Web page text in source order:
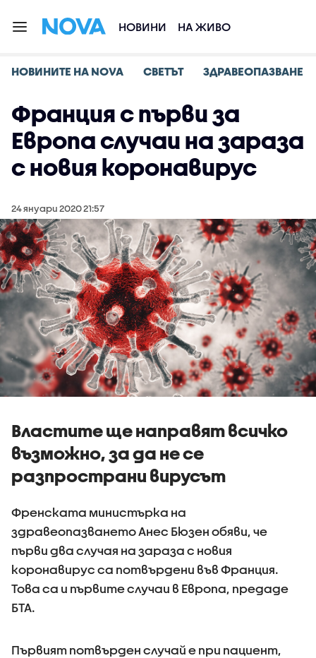
НОВИНИ НА ЖИВО
НОВИНИТЕ НА NOVA СВЕТЪТ ЗДРАВЕОПАЗВАНЕ
Франция с първи за
Европа случаи на зараза
с новия коронавирус
24 януари 2020 21:57
Властите ще направят всичко
възможно, за да не се
разпространи вирусът
Френската министърка на
здравеопазването Анес Бюзен обяви, че
първи два случая на зараза с новия
коронавирус са потвърдени във Франция.
Това са и първите случаи в Европа, предаде
БТА.
Първият потвърден случай е при пациент,